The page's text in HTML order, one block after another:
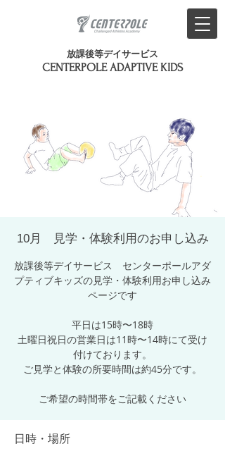
放課後等デイサービス
​CENTERPOLE ADAPTIVE KIDS
10月 見学・体験利用のお申し込み
放課後等デイサービス センターポールアダ
プティブキッズの見学・体験利用お申し込み
ページです
平日は15時〜18時
土曜日祝日の営業日は11時〜14時にて受け
付けております。
ご見学と体験の所要時間は約45分です。
ご希望の時間帯をご記載ください
日時・場所